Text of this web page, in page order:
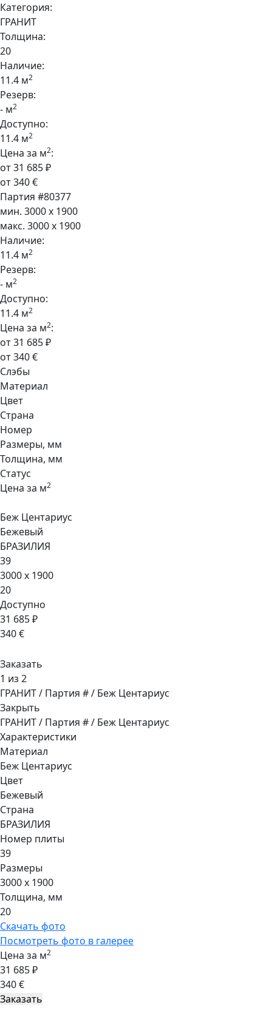
Категория:
ГРАНИТ
Толщина:
20
Наличие:
11.4 м2
Резерв:
- м2
Доступно:
11.4 м2
Цена за м2:
от 31 685 ₽
от 340 €
Партия #80377
мин. 3000 x 1900
макс. 3000 x 1900
Наличие:
11.4 м2
Резерв:
- м2
Доступно:
11.4 м2
Цена за м2:
от 31 685 ₽
от 340 €
Слэбы
Материал
Цвет
Страна
Номер
Размеры, мм
Толщина, мм
Статус
Цена за м2
Беж Центариус
Бежевый
БРАЗИЛИЯ
39
3000 x 1900
20
Доступно
31 685 ₽
340 €
Заказать
1 из 2
ГРАНИТ / Партия # / Беж Центариус
Закрыть
ГРАНИТ / Партия # / Беж Центариус
Характеристики
Материал
Беж Центариус
Цвет
Бежевый
Страна
БРАЗИЛИЯ
Номер плиты
39
Размеры
3000 x 1900
Толщина, мм
20
Скачать фото
Посмотреть фото в галерее
Цена за м2
31 685 ₽
340 €